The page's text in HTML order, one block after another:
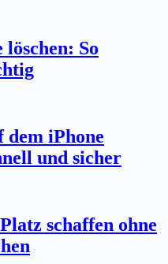
So
iPhone
und sicher
schaffen ohne